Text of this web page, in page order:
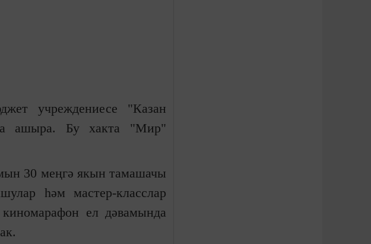
учреждениесе "Казан
ашыра. Бу хакта "Мир"
30 меңгә якын тамашачы
һәм мастер-класслар
ел дәвамында